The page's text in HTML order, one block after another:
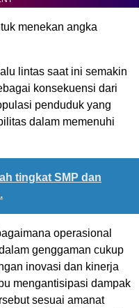
menekan angka
lintas saat ini semakin
konsekuensi dari
penduduk yang
dalam memenuhi
tingkat SMP dan
operasional
genggaman cukup
inovasi dan kinerja
mengantisipasi dampak
sesuai amanat